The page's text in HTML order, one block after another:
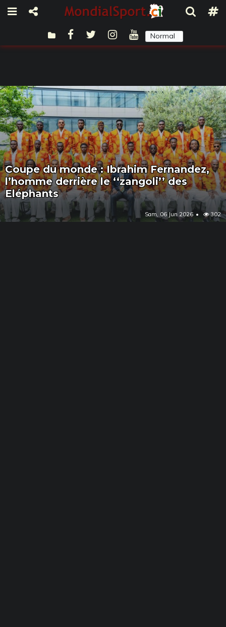
Normal
Coupe du monde : Ibrahim Fernandez,
l’homme derrière le ‘‘zangoli’’ des
Eléphants
Sam, 06 Jun 2026 302